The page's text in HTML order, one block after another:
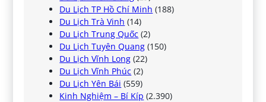
Du Lịch TP Hồ Chí Minh (188)
Du Lịch Trà Vinh (14)
Du Lịch Trung Quốc (2)
Du Lịch Tuyên Quang (150)
Du Lịch Vĩnh Long (22)
Du Lịch Vĩnh Phúc (2)
Du Lịch Yên Bái (559)
Kinh Nghiệm – Bí Kíp (2.390)